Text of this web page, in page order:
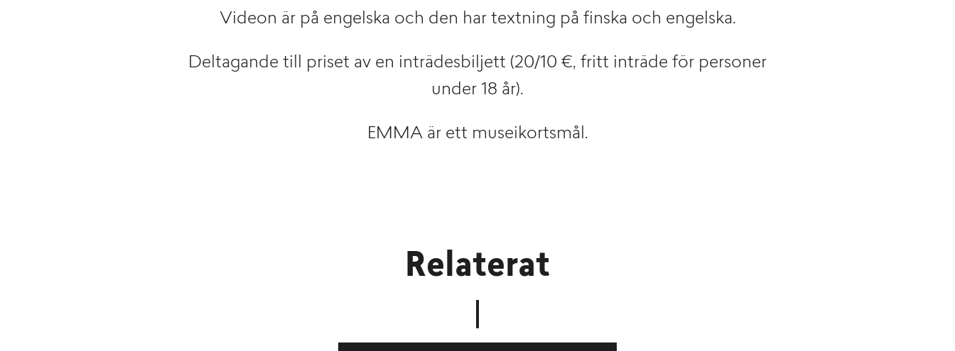
Videon är på engelska och den har textning på finska och engelska.
Deltagande till priset av en inträdesbiljett (20/10 €, fritt inträde för personer
under 18 år).
EMMA är ett museikortsmål.
Relaterat